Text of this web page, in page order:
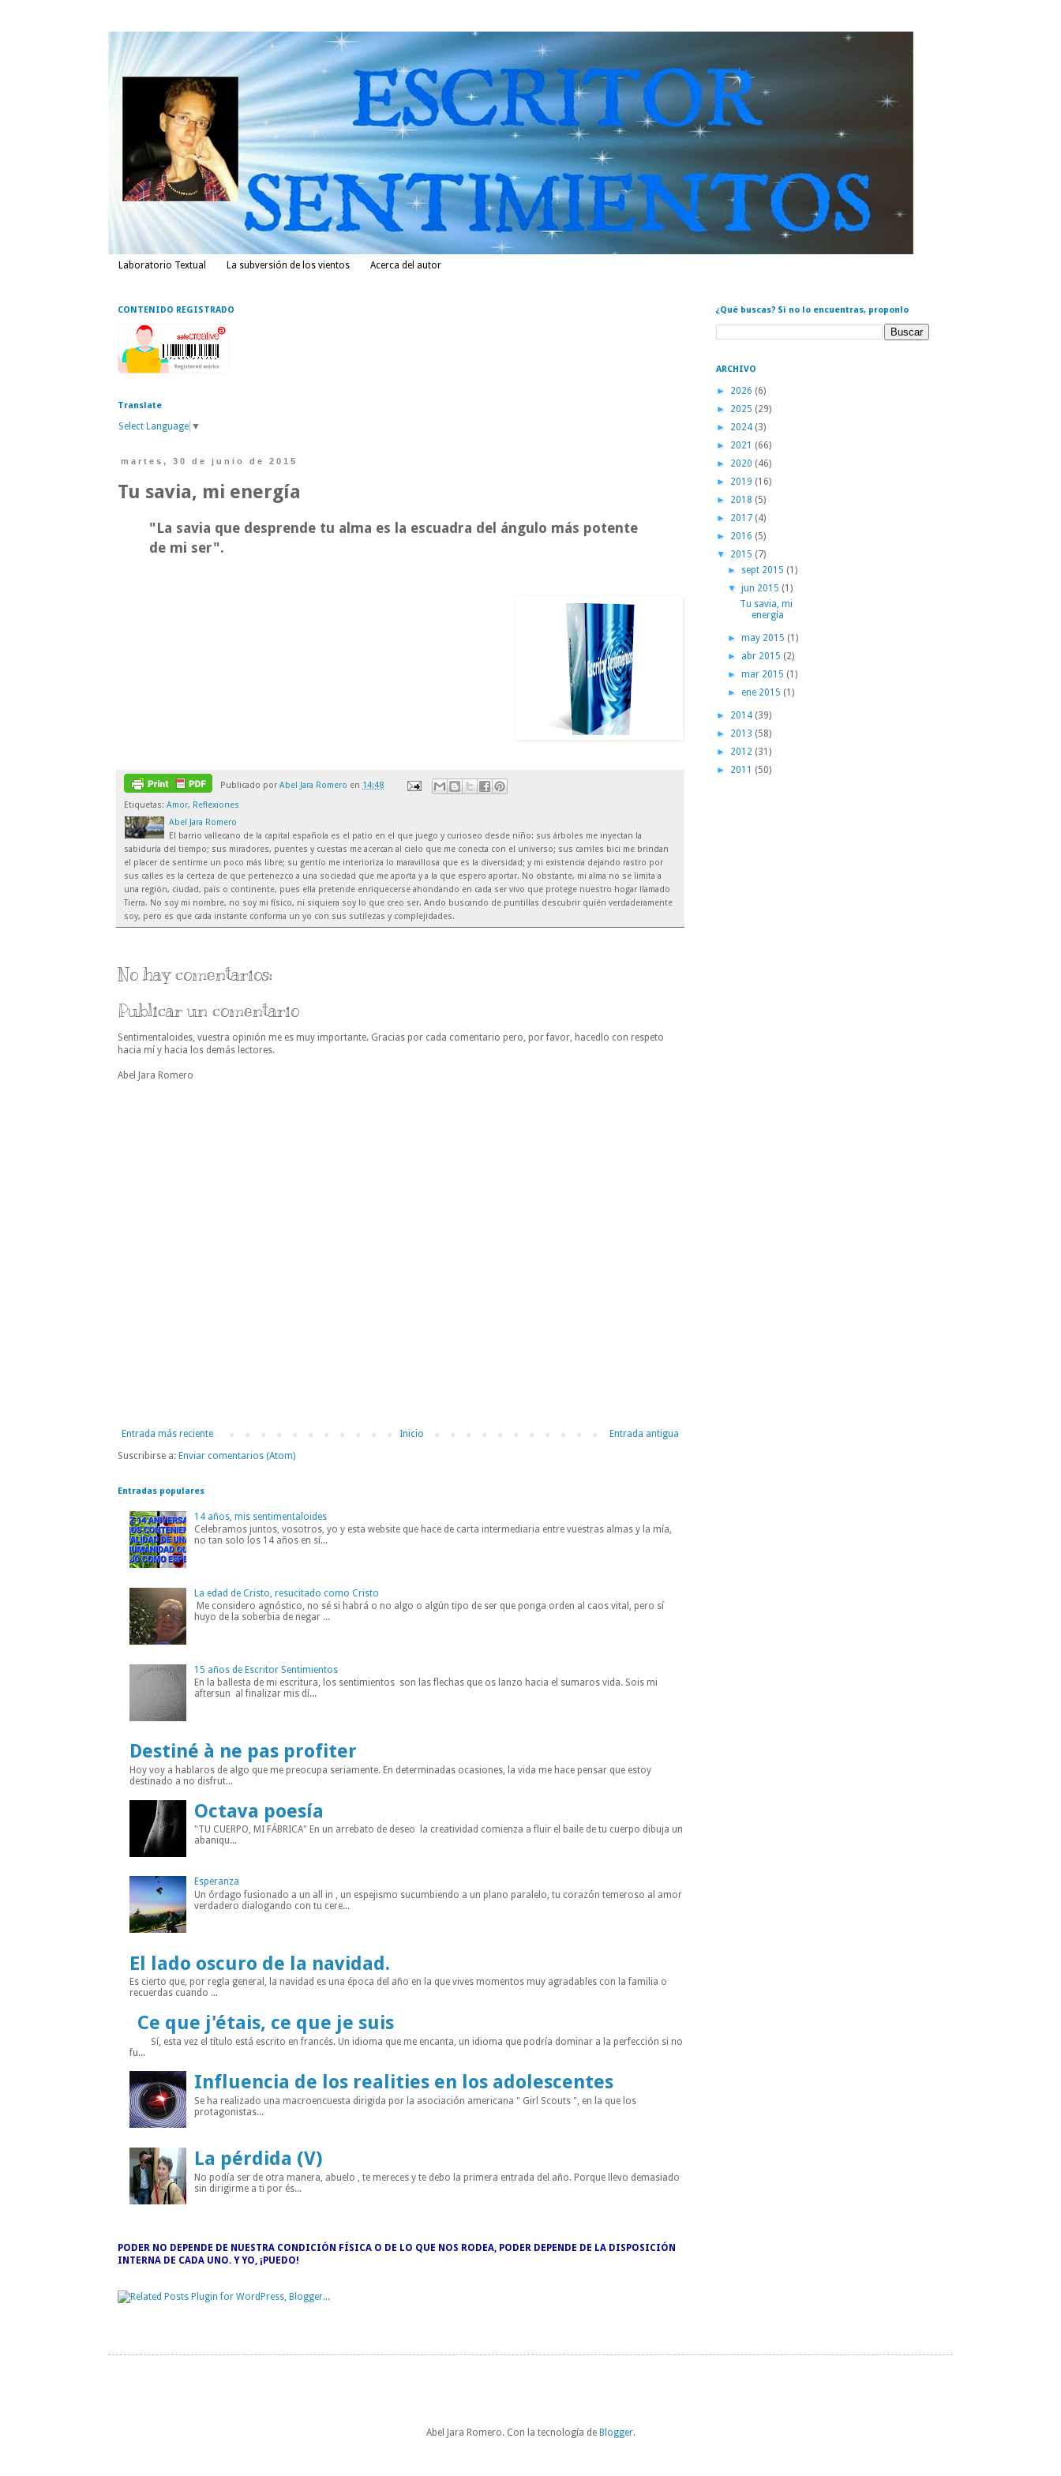
Laboratorio Textual La subversión de los vientos Acerca del autor
CONTENIDO REGISTRADO
Translate
Select Language ▼
martes, 30 de junio de 2015
Tu savia, mi energía
"La savia que desprende tu alma es la escuadra del ángulo más potente
de mi ser".
Publicado por Abel Jara Romero en 14:48
Etiquetas: Amor, Reflexiones
Abel Jara Romero
El barrio vallecano de la capital española es el patio en el que juego y curioseo desde niño: sus árboles me inyectan la
sabiduría del tiempo; sus miradores, puentes y cuestas me acercan al cielo que me conecta con el universo; sus carriles bici me brindan
el placer de sentirme un poco más libre; su gentío me interioriza lo maravillosa que es la diversidad; y mi existencia dejando rastro por
sus calles es la certeza de que pertenezco a una sociedad que me aporta y a la que espero aportar. No obstante, mi alma no se limita a
una región, ciudad, país o continente, pues ella pretende enriquecerse ahondando en cada ser vivo que protege nuestro hogar llamado
Tierra. No soy mi nombre, no soy mi físico, ni siquiera soy lo que creo ser. Ando buscando de puntillas descubrir quién verdaderamente
soy, pero es que cada instante conforma un yo con sus sutilezas y complejidades.
No hay comentarios:
Publicar un comentario
Sentimentaloides, vuestra opinión me es muy importante. Gracias por cada comentario pero, por favor, hacedlo con respeto
hacia mí y hacia los demás lectores.
Abel Jara Romero
Entrada más reciente Entrada antigua
Inicio
Suscribirse a: Enviar comentarios (Atom)
Entradas populares
14 años, mis sentimentaloides
Celebramos juntos, vosotros, yo y esta website que hace de carta intermediaria entre vuestras almas y la mía,
no tan solo los 14 años en sí...
La edad de Cristo, resucitado como Cristo
Me considero agnóstico, no sé si habrá o no algo o algún tipo de ser que ponga orden al caos vital, pero sí
huyo de la soberbia de negar ...
15 años de Escritor Sentimientos
En la ballesta de mi escritura, los sentimientos son las flechas que os lanzo hacia el sumaros vida. Sois mi
aftersun al finalizar mis dí...
Destiné à ne pas profiter
Hoy voy a hablaros de algo que me preocupa seriamente. En determinadas ocasiones, la vida me hace pensar que estoy
destinado a no disfrut...
Octava poesía
"TU CUERPO, MI FÁBRICA" En un arrebato de deseo la creatividad comienza a fluir el baile de tu cuerpo dibuja un
abaniqu...
Esperanza
Un órdago fusionado a un all in , un espejismo sucumbiendo a un plano paralelo, tu corazón temeroso al amor
verdadero dialogando con tu cere...
El lado oscuro de la navidad.
Es cierto que, por regla general, la navidad es una época del año en la que vives momentos muy agradables con la familia o
recuerdas cuando ...
Ce que j'étais, ce que je suis
Sí, esta vez el título está escrito en francés. Un idioma que me encanta, un idioma que podría dominar a la perfección si no
fu...
Influencia de los realities en los adolescentes
Se ha realizado una macroencuesta dirigida por la asociación americana " Girl Scouts ", en la que los
protagonistas...
La pérdida (V)
No podía ser de otra manera, abuelo , te mereces y te debo la primera entrada del año. Porque llevo demasiado
sin dirigirme a ti por és...
PODER NO DEPENDE DE NUESTRA CONDICIÓN FÍSICA O DE LO QUE NOS RODEA, PODER DEPENDE DE LA DISPOSICIÓN
INTERNA DE CADA UNO. Y YO, ¡PUEDO!
¿Qué buscas? Si no lo encuentras, proponlo
ARCHIVO
► 2026 (6)
► 2025 (29)
► 2024 (3)
► 2021 (66)
► 2020 (46)
► 2019 (16)
► 2018 (5)
► 2017 (4)
► 2016 (5)
▼ 2015 (7)
► sept 2015 (1)
▼jun 2015 (1)
Tu savia, mi
energía
►may 2015 (1)
► abr 2015 (2)
►mar 2015 (1)
►ene 2015 (1)
► 2014 (39)
► 2013 (58)
► 2012 (31)
► 2011 (50)
Abel Jara Romero. Con la tecnología de Blogger.